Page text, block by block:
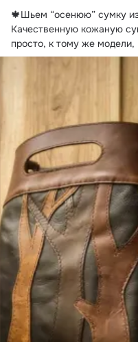
🍁Шьем “осенюю” сумку
Качественную кожаную
просто, к тому же модели,